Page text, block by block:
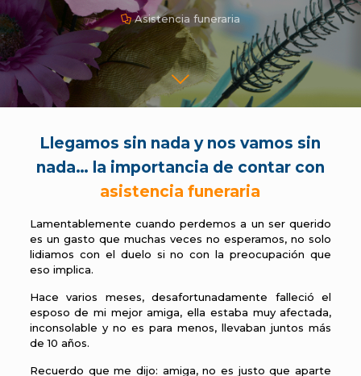
Asistencia funeraria
Llegamos sin nada y nos vamos sin
nada… la importancia de contar con
asistencia funeraria
Lamentablemente cuando perdemos a un ser querido
es un gasto que muchas veces no esperamos, no solo
lidiamos con el duelo si no con la preocupación que
eso implica.
Hace varios meses, desafortunadamente falleció el
esposo de mi mejor amiga, ella estaba muy afectada,
inconsolable y no es para menos, llevaban juntos más
de 10 años.
Recuerdo que me dijo: amiga, no es justo que aparte